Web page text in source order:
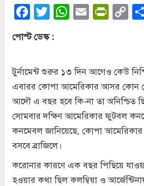
Facebook
Twitter
WhatsApp
Email
পোস্ট ডেস্ক :
টুর্নামেন্ট শুরুর ১৩ দিন আগেও কেউ
এবারর কোপা আমেরিকার আসর কোন
আদৌ এ বছর হবে কি-না তা অনিশ্চিত
সোমবার দক্ষিণ আমেরিকার ফুটবল
কনমেবল জানিয়েছে, কোপা
বসবে ব্রাজিলে।
করোনার কারণে এক বছর পিছিয়ে
হওয়ার কথা ছিল কলম্বিয়া ও